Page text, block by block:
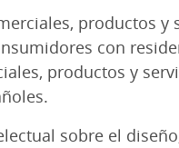
productos
con
productos y
sobre el